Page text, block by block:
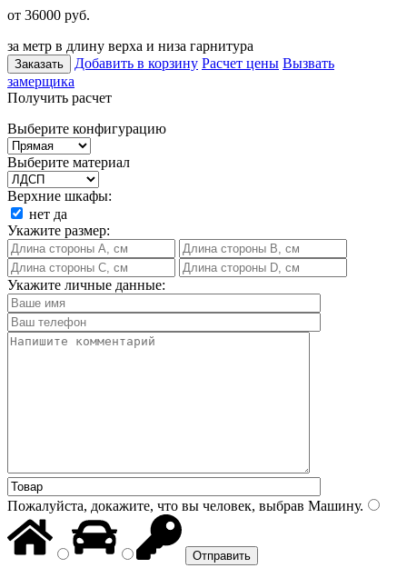
от 36000 руб.
за метр в длину верха и низа гарнитура
Заказать Добавить в корзину Расчет цены Вызвать
замерщика
Получить расчет
Выберите конфигурацию
Выберите материал
Верхние шкафы:
нет да
Укажите размер:
Укажите личные данные:
Пожалуйста, докажите, что вы человек, выбрав Машину.